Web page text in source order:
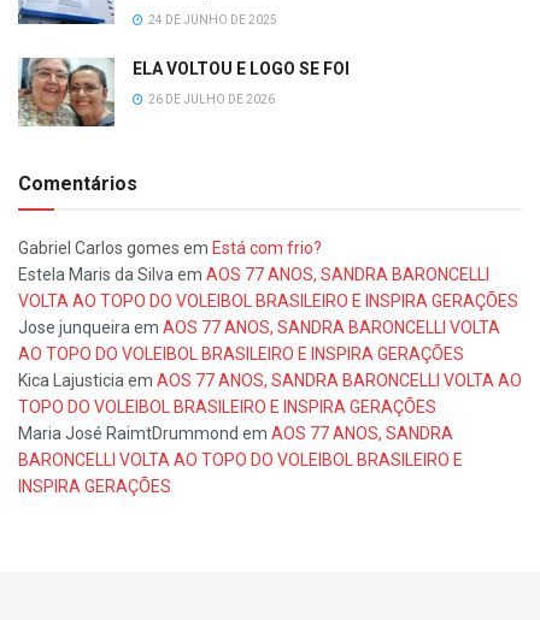
24 DE JUNHO DE 2025
ELA VOLTOU E LOGO SE FOI
26 DE JULHO DE 2026
Comentários
Gabriel Carlos gomes em Está com frio?
Estela Maris da Silva em AOS 77 ANOS, SANDRA BARONCELLI
VOLTA AO TOPO DO VOLEIBOL BRASILEIRO E INSPIRA GERAÇÕES
Jose junqueira em AOS 77 ANOS, SANDRA BARONCELLI VOLTA
AO TOPO DO VOLEIBOL BRASILEIRO E INSPIRA GERAÇÕES
Kica Lajusticia em AOS 77 ANOS, SANDRA BARONCELLI VOLTA AO
TOPO DO VOLEIBOL BRASILEIRO E INSPIRA GERAÇÕES
Maria José RaimtDrummond em AOS 77 ANOS, SANDRA
BARONCELLI VOLTA AO TOPO DO VOLEIBOL BRASILEIRO E
INSPIRA GERAÇÕES